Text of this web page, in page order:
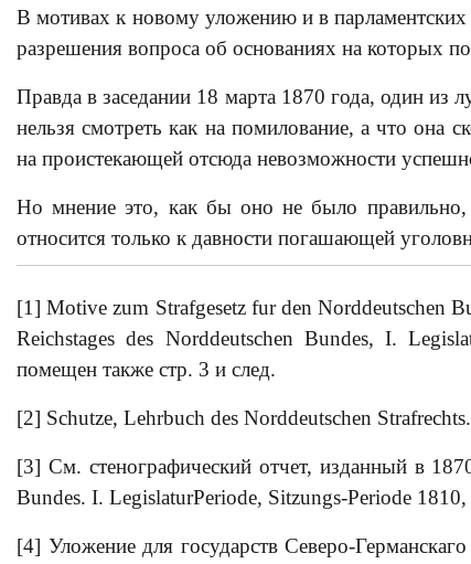
В мотивах к новому уложению и в
разрешения вопроса об основаниях на которых
Правда в заседании 18 марта 1870 года, один из
нельзя смотреть как на помилование, а что она
на проистекающей отсюда невозможности
Но мнение это, как бы оно не было правильно,
относится только к давности погашающей
[1] Motive zum Strafgesetz fur den Norddeutschen
Reichstages des Norddeutschen Bundes, I.
помещен также стр. 3 и след.
[2] Schutze, Lehrbuch des Norddeutschen
[3] См. стенографический отчет, изданный в
Bundes. I. LegislaturPeriode, Sitzungs-Periode 1810,
[4] Уложение для государств Северо-